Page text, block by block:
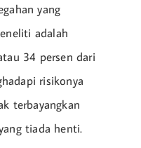
yang
adalah
34 persen dari
risikonya
terbayangkan
tiada henti.